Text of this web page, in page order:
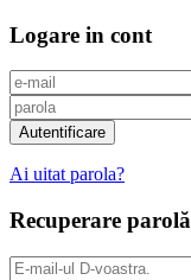
Logare in cont
Ai uitat parola?
Recuperare parolă